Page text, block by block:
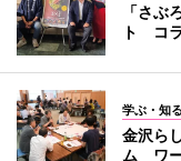
「さぶ
ト コ
学ぶ・知る
金沢ら
ム ワ